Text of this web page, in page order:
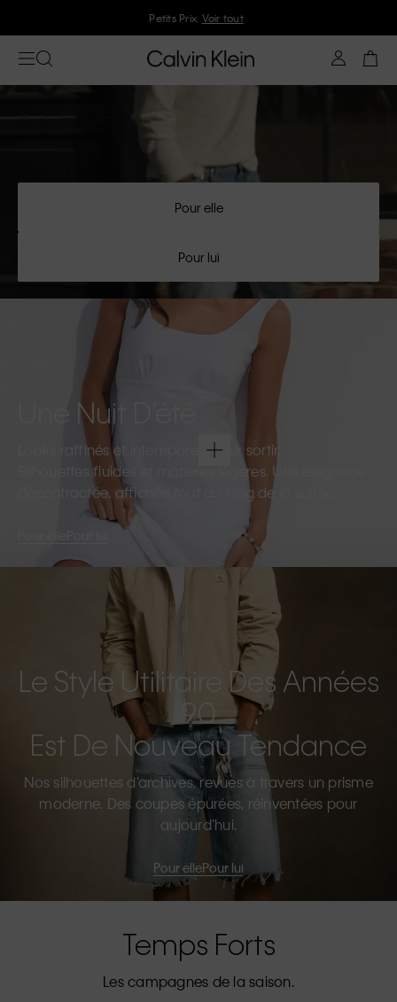
Petits Prix. Voir tout
Pour elle
Pour lui
Une Nuit D’été
Looks raffinés et intemporels pour sortir.
Silhouettes fluides et matières légères. Une élégance
décontractée, affichée tout au long de la soirée.
Le Style Utilitaire Des Années
90
Est De Nouveau Tendance
Nos silhouettes d’archives, revues à travers un prisme
moderne. Des coupes épurées, réinventées pour
aujourd’hui.
Pour ellePour lui
Temps Forts
Les campagnes de la saison.